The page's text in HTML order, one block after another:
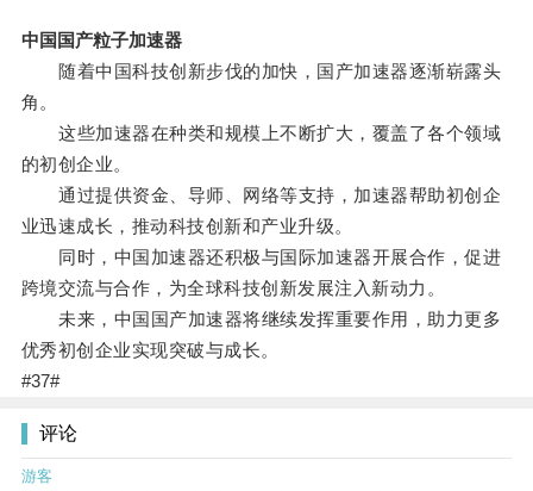
中国国产粒子加速器
随着中国科技创新步伐的加快，国产加速器逐渐崭露头
角。
这些加速器在种类和规模上不断扩大，覆盖了各个领域
的初创企业。
通过提供资金、导师、网络等支持，加速器帮助初创企
业迅速成长，推动科技创新和产业升级。
同时，中国加速器还积极与国际加速器开展合作，促进
跨境交流与合作，为全球科技创新发展注入新动力。
未来，中国国产加速器将继续发挥重要作用，助力更多
优秀初创企业实现突破与成长。
#37#
评论
游客